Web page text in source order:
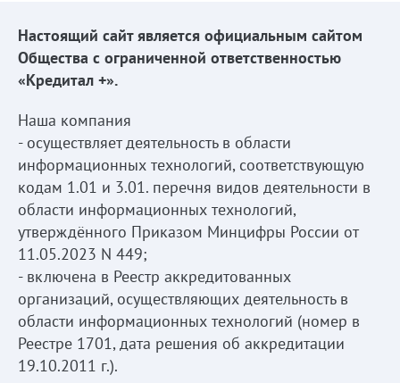
Настоящий сайт является официальным сайтом
Общества с ограниченной ответственностью
«Кредитал +».
Наша компания
- осуществляет деятельность в области
информационных технологий, соответствующую
кодам 1.01 и 3.01. перечня видов деятельности в
области информационных технологий,
утверждённого Приказом Минцифры России от
11.05.2023 N 449;
- включена в Реестр аккредитованных
организаций, осуществляющих деятельность в
области информационных технологий (номер в
Реестре 1701, дата решения об аккредитации
19.10.2011 г.).